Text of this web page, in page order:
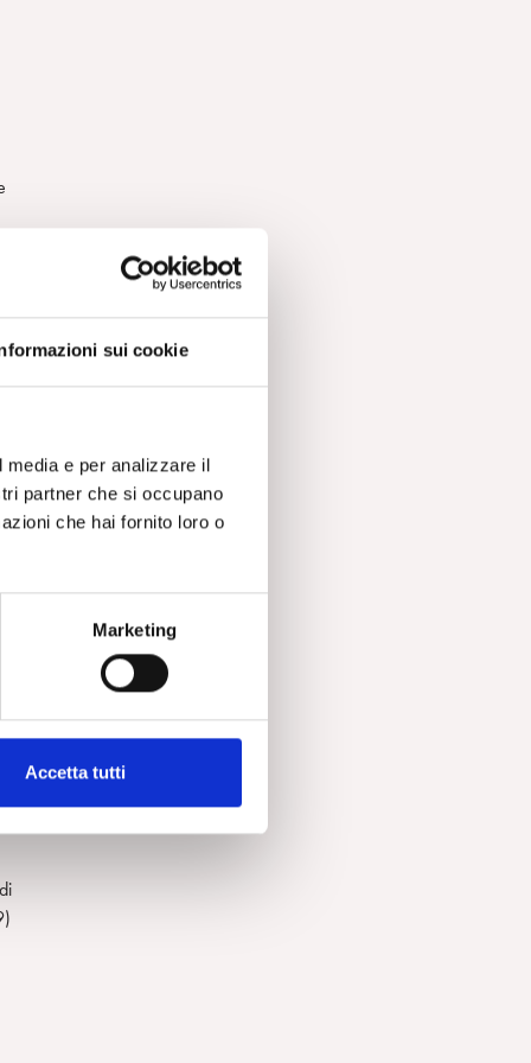
sui cookie
e per analizzare il
partner che si occupano
che hai fornito loro o
Marketing
Accetta tutti